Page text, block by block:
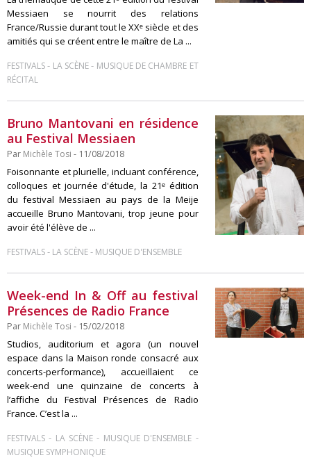
Messiaen se nourrit des relations
France/Russie durant tout le XXᵉ siècle et des
amitiés qui se créent entre le maître de La ...
FESTIVALS- LA SCÈNE- MUSIQUE DE CHAMBRE ET
RÉCITAL
Bruno Mantovani en résidence
au Festival Messiaen
Par Michèle Tosi - 11/08/2018
Foisonnante et plurielle, incluant conférence,
colloques et journée d'étude, la 21ᵉ édition
du festival Messiaen au pays de la Meije
accueille Bruno Mantovani, trop jeune pour
avoir été l'élève de ...
FESTIVALS- LA SCÈNE- MUSIQUE D'ENSEMBLE
Week-end In & Off au festival
Présences de Radio France
Par Michèle Tosi - 15/02/2018
Studios, auditorium et agora (un nouvel
espace dans la Maison ronde consacré aux
concerts-performance), accueillaient ce
week-end une quinzaine de concerts à
l’affiche du Festival Présences de Radio
France. C’est la ...
FESTIVALS - LA SCÈNE - MUSIQUE D'ENSEMBLE -
MUSIQUE SYMPHONIQUE